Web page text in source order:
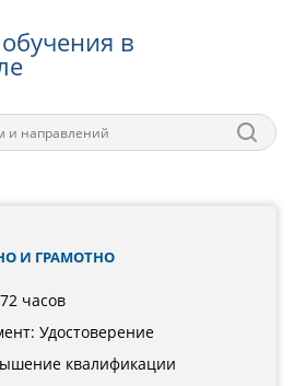
в
И ГРАМОТНО
часов
Удостоверение
квалификации